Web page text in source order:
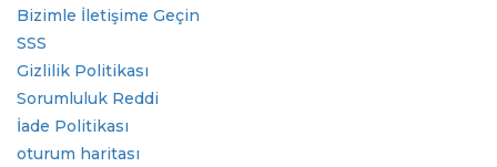
Bizimle İletişime Geçin
SSS
Gizlilik Politikası
Sorumluluk Reddi
İade Politikası
oturum haritası